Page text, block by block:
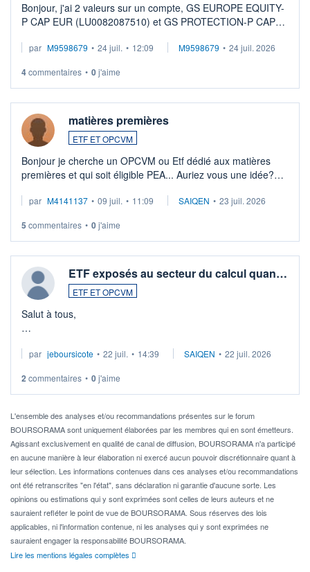
Bonjour, j'ai 2 valeurs sur un compte, GS EUROPE EQUITY-
P CAP EUR (LU0082087510) et GS PROTECTION-P CAP
veux procéder à la vente, on me signale ...
par M9598679 • 24 juil. • 12:09 M9598679 • 24 juil. 2026
4commentaires • 0j'aime
matières premières
ETF ET OPCVM
Bonjour je cherche un OPCVM ou Etf dédié aux matières
premières et qui soit éligible PEA... Auriez vous une idée?
par M4141137 • 09 juil. • 11:09 SAIQEN • 23 juil. 2026
5 commentaires • 0j'aime
ETF exposés au secteur du calcul quan…
ETF ET OPCVM
Salut à tous,
via un ETF plutôt que des actions individuelles.
Idéalement, je voudrais qu'il soit éligible au PEA.
Pour l' ...
par jeboursicote • 22 juil. • 14:39 SAIQEN • 22 juil. 2026
2 commentaires • 0j'aime
L'ensemble des analyses et/ou recommandations présentes sur le forum
BOURSORAMA sont uniquement élaborées par les membres qui en sont émetteurs.
Agissant exclusivement en qualité de canal de diffusion, BOURSORAMA n'a participé
en aucune manière à leur élaboration ni exercé aucun pouvoir discrétionnaire quant à
leur sélection. Les informations contenues dans ces analyses et/ou recommandations
ont été retranscrites "en l'état", sans déclaration ni garantie d'aucune sorte. Les
opinions ou estimations qui y sont exprimées sont celles de leurs auteurs et ne
sauraient refléter le point de vue de BOURSORAMA. Sous réserves des lois
applicables, ni l'information contenue, ni les analyses qui y sont exprimées ne
sauraient engager la responsabilité BOURSORAMA.
Lire les mentions légales complètes